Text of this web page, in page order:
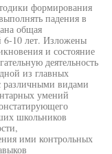
формирования
падения в
общая
6-10 лет. Изложены
и состояние
деятельность
из главных
различными видами
умений
школьников
ими контрольных